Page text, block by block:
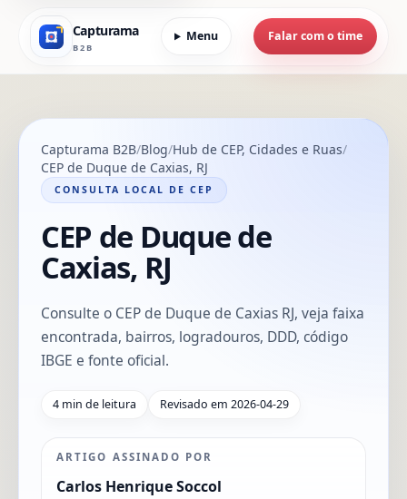
Capturama
B2B
Menu Falar com o time
Capturama B2B Blog Hub de CEP, Cidades e Ruas
CEP de Duque de Caxias, RJ
CONSULTA LOCAL DE CEP
CEP de Duque de
Caxias, RJ
Consulte o CEP de Duque de Caxias RJ, veja faixa
encontrada, bairros, logradouros, DDD, código
IBGE e fonte oficial.
4 min de leitura Revisado em 2026-04-29
ARTIGO ASSINADO POR
Carlos Henrique Soccol